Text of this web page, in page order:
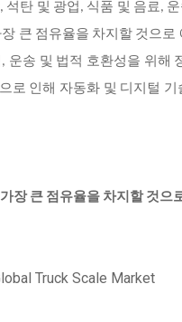
탄 및 광업, 식품 및 음료,
큰 점유율을 차지할 것으
송 및 법적 호환성을 위해
로 인해 자동화 및 디지털
장 큰 점유율을 차지할 것으